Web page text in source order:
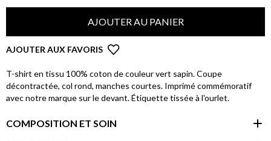
AJOUTER AU PANIER
AJOUTER AUX FAVORIS
T-shirt en tissu 100% coton de couleur vert sapin. Coupe
décontractée, col rond, manches courtes. Imprimé commémoratif
avec notre marque sur le devant. Étiquette tissée à l'ourlet.
COMPOSITION ET SOIN